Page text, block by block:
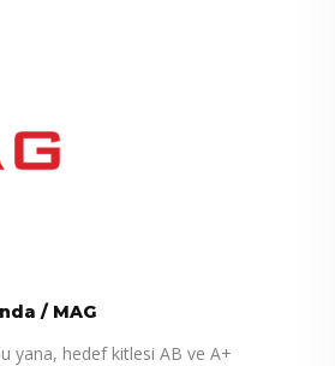
/ MAG
yana, hedef kitlesi AB ve A+